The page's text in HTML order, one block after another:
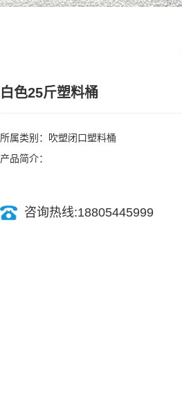
白色25斤塑料桶
所属类别：吹塑闭口塑料桶
产品简介：
咨询热线:18805445999